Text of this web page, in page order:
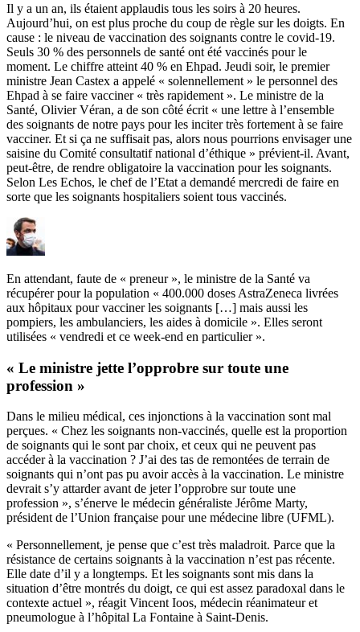
Il y a un an, ils étaient applaudis tous les soirs à 20 heures.
Aujourd’hui, on est plus proche du coup de règle sur les doigts. En
cause : le niveau de vaccination des soignants contre le covid-19.
Seuls 30 % des personnels de santé ont été vaccinés pour le
moment. Le chiffre atteint 40 % en Ehpad. Jeudi soir, le premier
ministre Jean Castex a appelé « solennellement » le personnel des
Ehpad à se faire vacciner « très rapidement ». Le ministre de la
Santé, Olivier Véran, a de son côté écrit « une lettre à l’ensemble
des soignants de notre pays pour les inciter très fortement à se faire
vacciner. Et si ça ne suffisait pas, alors nous pourrions envisager une
saisine du Comité consultatif national d’éthique » prévient-il. Avant,
peut-être, de rendre obligatoire la vaccination pour les soignants.
Selon Les Echos, le chef de l’Etat a demandé mercredi de faire en
sorte que les soignants hospitaliers soient tous vaccinés.
En attendant, faute de « preneur », le ministre de la Santé va
récupérer pour la population « 400.000 doses AstraZeneca livrées
aux hôpitaux pour vacciner les soignants […] mais aussi les
pompiers, les ambulanciers, les aides à domicile ». Elles seront
utilisées « vendredi et ce week-end en particulier ».
« Le ministre jette l’opprobre sur toute une
profession »
Dans le milieu médical, ces injonctions à la vaccination sont mal
perçues. « Chez les soignants non-vaccinés, quelle est la proportion
de soignants qui le sont par choix, et ceux qui ne peuvent pas
accéder à la vaccination ? J’ai des tas de remontées de terrain de
soignants qui n’ont pas pu avoir accès à la vaccination. Le ministre
devrait s’y attarder avant de jeter l’opprobre sur toute une
profession », s’énerve le médecin généraliste Jérôme Marty,
président de l’Union française pour une médecine libre (UFML).
« Personnellement, je pense que c’est très maladroit. Parce que la
résistance de certains soignants à la vaccination n’est pas récente.
Elle date d’il y a longtemps. Et les soignants sont mis dans la
situation d’être montrés du doigt, ce qui est assez paradoxal dans le
contexte actuel », réagit Vincent Ioos, médecin réanimateur et
pneumologue à l’hôpital La Fontaine à Saint-Denis.